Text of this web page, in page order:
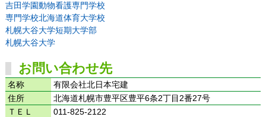
吉田学園動物看護専門学校
専門学校北海道体育大学校
札幌大谷大学短期大学部
札幌大谷大学
お問い合わせ先
名称
有限会社北日本宅建
住所
北海道札幌市豊平区豊平6条2丁目2番27号
ＴＥＬ
011-825-2122